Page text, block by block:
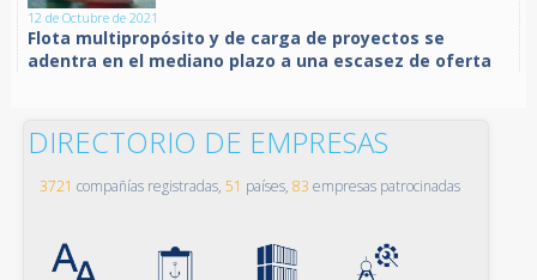
12 de Octubre de 2021
Flota multipropósito y de carga de proyectos se
adentra en el mediano plazo a una escasez de oferta
DIRECTORIO DE EMPRESAS
3721 compañías registradas, 51 países, 83 empresas patrocinadas